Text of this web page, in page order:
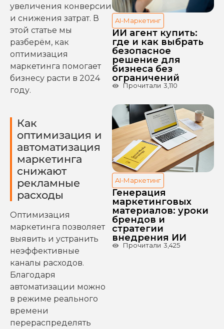
увеличения конверсии
и снижения затрат. В
этой статье мы
разберём, как
оптимизация
маркетинга помогает
бизнесу расти в 2024
году.
Как
оптимизация и
автоматизация
маркетинга
снижают
рекламные
расходы
Оптимизация
маркетинга позволяет
выявить и устранить
неэффективные
каналы расходов.
Благодаря
автоматизации можно
в режиме реального
времени
перераспределять
AI-Маркетинг
ИИ агент купить:
где и как выбрать
безопасное
решение для
бизнеса без
ограничений
Прочитали 3,110
AI-Маркетинг
Генерация
маркетинговых
материалов: уроки
брендов и
стратегии
внедрения ИИ
Прочитали 3,425